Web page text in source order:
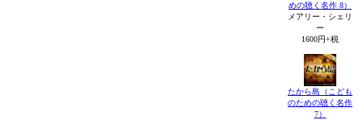
めの聴く名作 8）
メアリー・シェリ
ー
1600円+税
たから島（こども
のための聴く名作
7）